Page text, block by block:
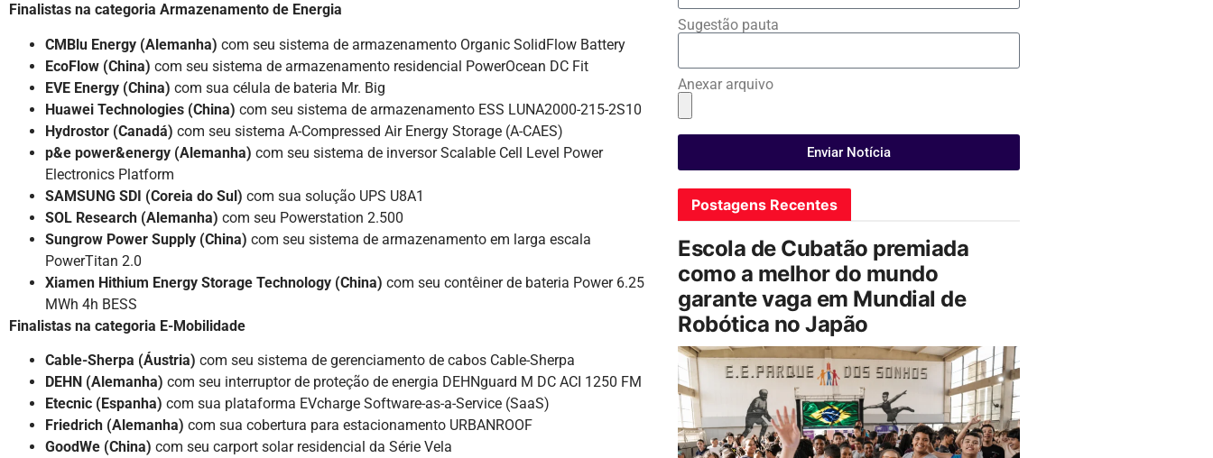
Finalistas na categoria Armazenamento de Energia
CMBlu Energy (Alemanha) com seu sistema de armazenamento Organic SolidFlow Battery
EcoFlow (China) com seu sistema de armazenamento residencial PowerOcean DC Fit
EVE Energy (China) com sua célula de bateria Mr. Big
Huawei Technologies (China) com seu sistema de armazenamento ESS LUNA2000-215-2S10
Hydrostor (Canadá) com seu sistema A-Compressed Air Energy Storage (A-CAES)
p&e power&energy (Alemanha) com seu sistema de inversor Scalable Cell Level Power
Electronics Platform
SAMSUNG SDI (Coreia do Sul) com sua solução UPS U8A1
SOL Research (Alemanha) com seu Powerstation 2.500
Sungrow Power Supply (China) com seu sistema de armazenamento em larga escala
PowerTitan 2.0
Xiamen Hithium Energy Storage Technology (China) com seu contêiner de bateria Power 6.25
MWh 4h BESS
Finalistas na categoria E-Mobilidade
Cable-Sherpa (Áustria) com seu sistema de gerenciamento de cabos Cable-Sherpa
DEHN (Alemanha) com seu interruptor de proteção de energia DEHNguard M DC ACI 1250 FM
Etecnic (Espanha) com sua plataforma EVcharge Software-as-a-Service (SaaS)
Friedrich (Alemanha) com sua cobertura para estacionamento URBANROOF
GoodWe (China) com seu carport solar residencial da Série Vela
Sugestão pauta
Anexar arquivo
Enviar Notícia
Postagens Recentes
Escola de Cubatão premiada
como a melhor do mundo
garante vaga em Mundial de
Robótica no Japão